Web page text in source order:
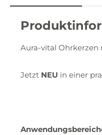
Aura-vital Ohrkerzen
Jetzt NEU in einer